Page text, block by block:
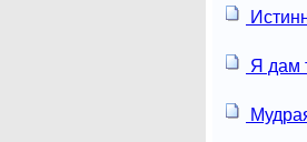
Я дам